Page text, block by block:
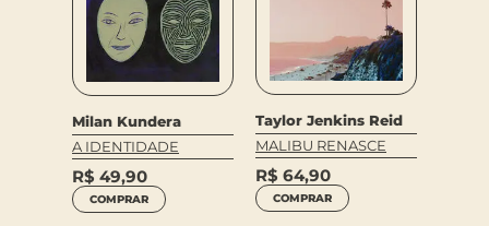
Milan Kundera
A IDENTIDADE
R$ 49,90
COMPRAR
Taylor Jenkins Reid
MALIBU RENASCE
R$ 64,90
COMPRAR